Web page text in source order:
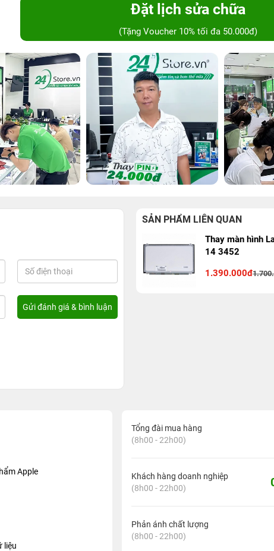
Đặt lịch sửa chữa
(Tặng Voucher 10% tối đa 50.000đ)
SẢN PHẨM LIÊN QUAN
Thay màn hình
14 3452
1.390.000đ
Apple
liệu
Tổng đài mua hàng
(8h00 - 22h00)
Khách hàng doanh nghiệp
(8h00 - 22h00)
Phản ánh chất lượng
(8h00 - 22h00)